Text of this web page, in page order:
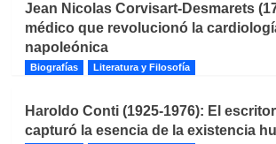
Jean Nicolas Corvisart-Desmarets
médico que revolucionó la
napoleónica
Biografías Literatura y Filosofía
Haroldo Conti (1925-1976): El
capturó la esencia de la existencia